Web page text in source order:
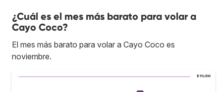
¿Cuál es el mes más barato para volar a
Cayo Coco?
El mes más barato para volar a Cayo Coco es
noviembre.
$90,000